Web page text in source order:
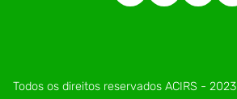
Todos os direitos reservados ACIRS - 2023